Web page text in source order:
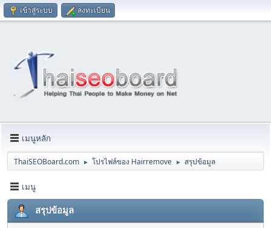
เข้าสู่ระบบ ลงทะเบียน
เมนูหลัก
ThaiSEOBoard.com ► โปรไฟล์ของ Hairremove ► สรุปข้อมูล
เมนู
สรุปข้อมูล